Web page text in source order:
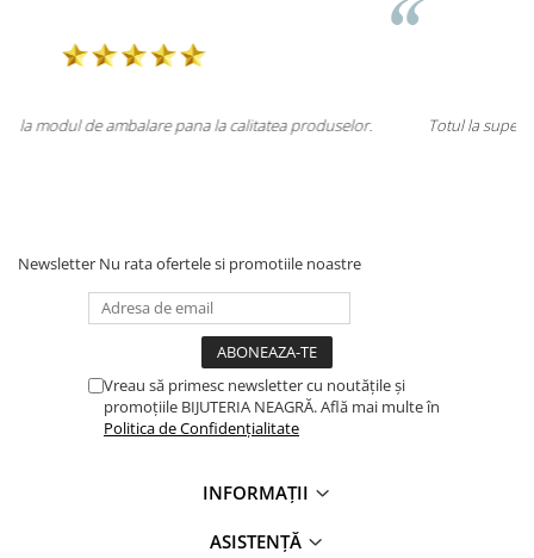
Totul la superlativ! Produsul, fix descrierea, ambalaj, livrare.
Newsletter Nu rata ofertele si promotiile noastre
Vreau să primesc newsletter cu noutățile și
promoțiile BIJUTERIA NEAGRĂ. Află mai multe în
Politica de Confidențialitate
INFORMAȚII
ASISTENȚĂ